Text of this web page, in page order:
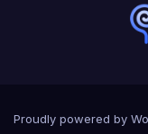
Proudly powered by